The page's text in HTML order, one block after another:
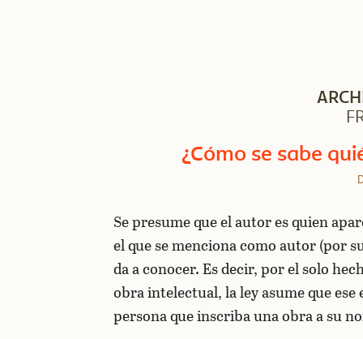
¿Cómo se sabe
Se presume que el autor es quien
el que se menciona como autor (por
da a conocer. Es decir, por el solo
obra intelectual, la ley asume que
persona que inscriba una obra a su